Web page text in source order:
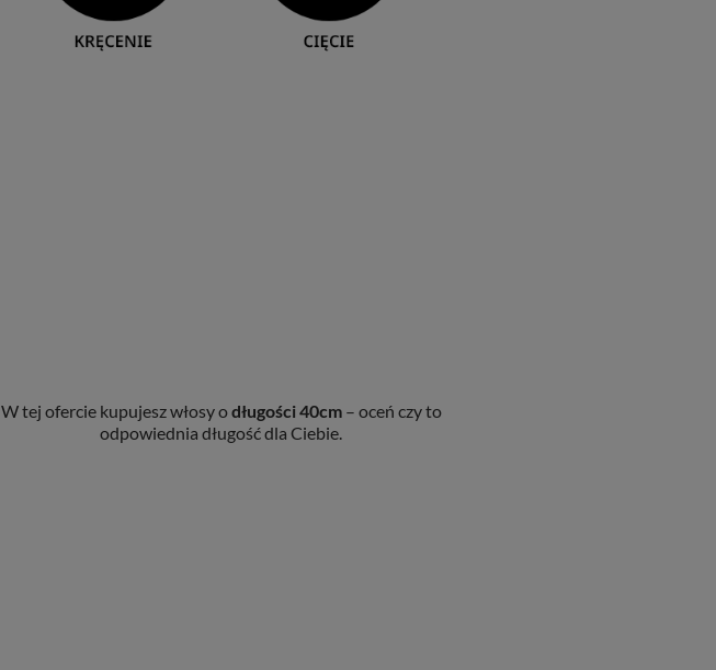
W tej ofercie kupujesz włosy odługości 40cm– oceń czy to
odpowiednia długość dla Ciebie.